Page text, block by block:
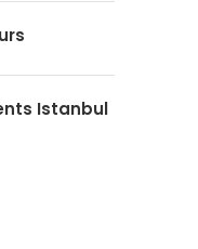
Istanbul